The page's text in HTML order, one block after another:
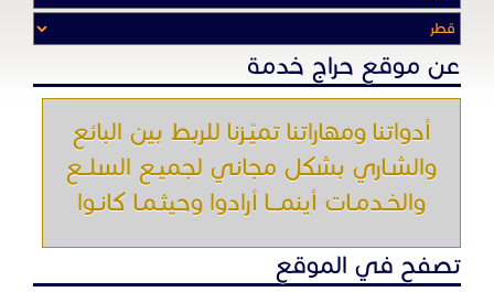
عن موقع حراج خدمة
أدواتنا ومهاراتنا تميّـزنا للربط بين البائع
والشـاري بشكل مجاني لجميـع السلــع
والخـدمـات أينمـــا أرادوا وحيثـمـا كانـوا
تصفح في الموقع